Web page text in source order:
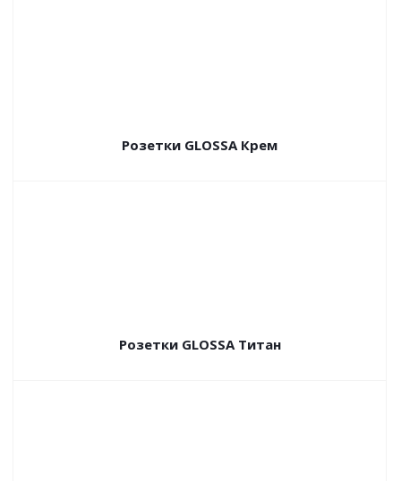
Розетки GLOSSA Крем
Розетки GLOSSA Титан